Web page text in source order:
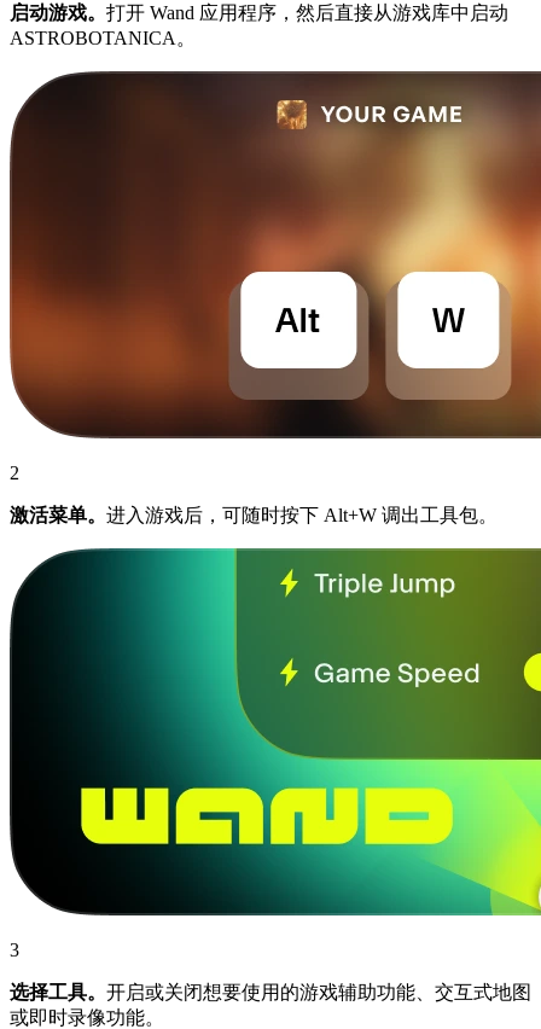
启动游戏。 打开 Wand 应用程序，然后直接从游戏库中启动
ASTROBOTANICA。
2
激活菜单。 进入游戏后，可随时按下 Alt+W 调出工具包。
3
选择工具。 开启或关闭想要使用的游戏辅助功能、交互式地图
或即时录像功能。